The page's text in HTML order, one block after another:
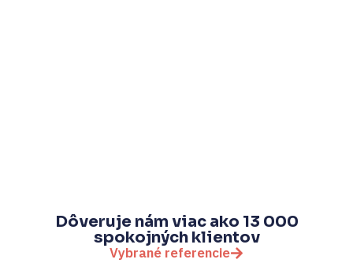
Dôveruje nám viac ako 13 000
spokojných klientov
Vybrané referencie